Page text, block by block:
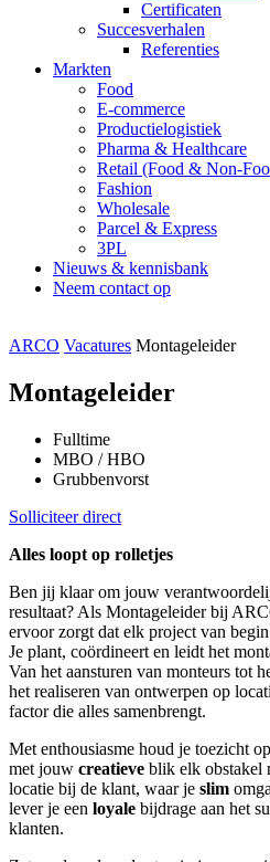
Certificaten
Succesverhalen
Referenties
Markten
Food
E-commerce
Productielogistiek
Pharma & Healthcare
Retail (Food & Non-
Fashion
Wholesale
Parcel & Express
3PL
Nieuws & kennisbank
Neem contact op
ARCO Vacatures Montageleider
Montageleider
Fulltime
MBO / HBO
Grubbenvorst
Solliciteer direct
Alles loopt op rolletjes
Ben jij klaar om jouw
resultaat? Als Montageleider bij
ervoor zorgt dat elk project van
Je plant, coördineert en leidt het
Van het aansturen van monteurs tot
het realiseren van ontwerpen op
factor die alles samenbrengt.
Met enthousiasme houd je toezicht
met jouw creatieve blik elk obstakel
locatie bij de klant, waar je slim
lever je een loyale bijdrage aan het
klanten.